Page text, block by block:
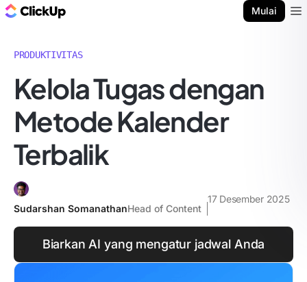
Mulai
PRODUKTIVITAS
Kelola Tugas dengan
Metode Kalender
Terbalik
Sudarshan SomanathanHead of Content
17 Desember 2025
Biarkan AI yang mengatur jadwal Anda